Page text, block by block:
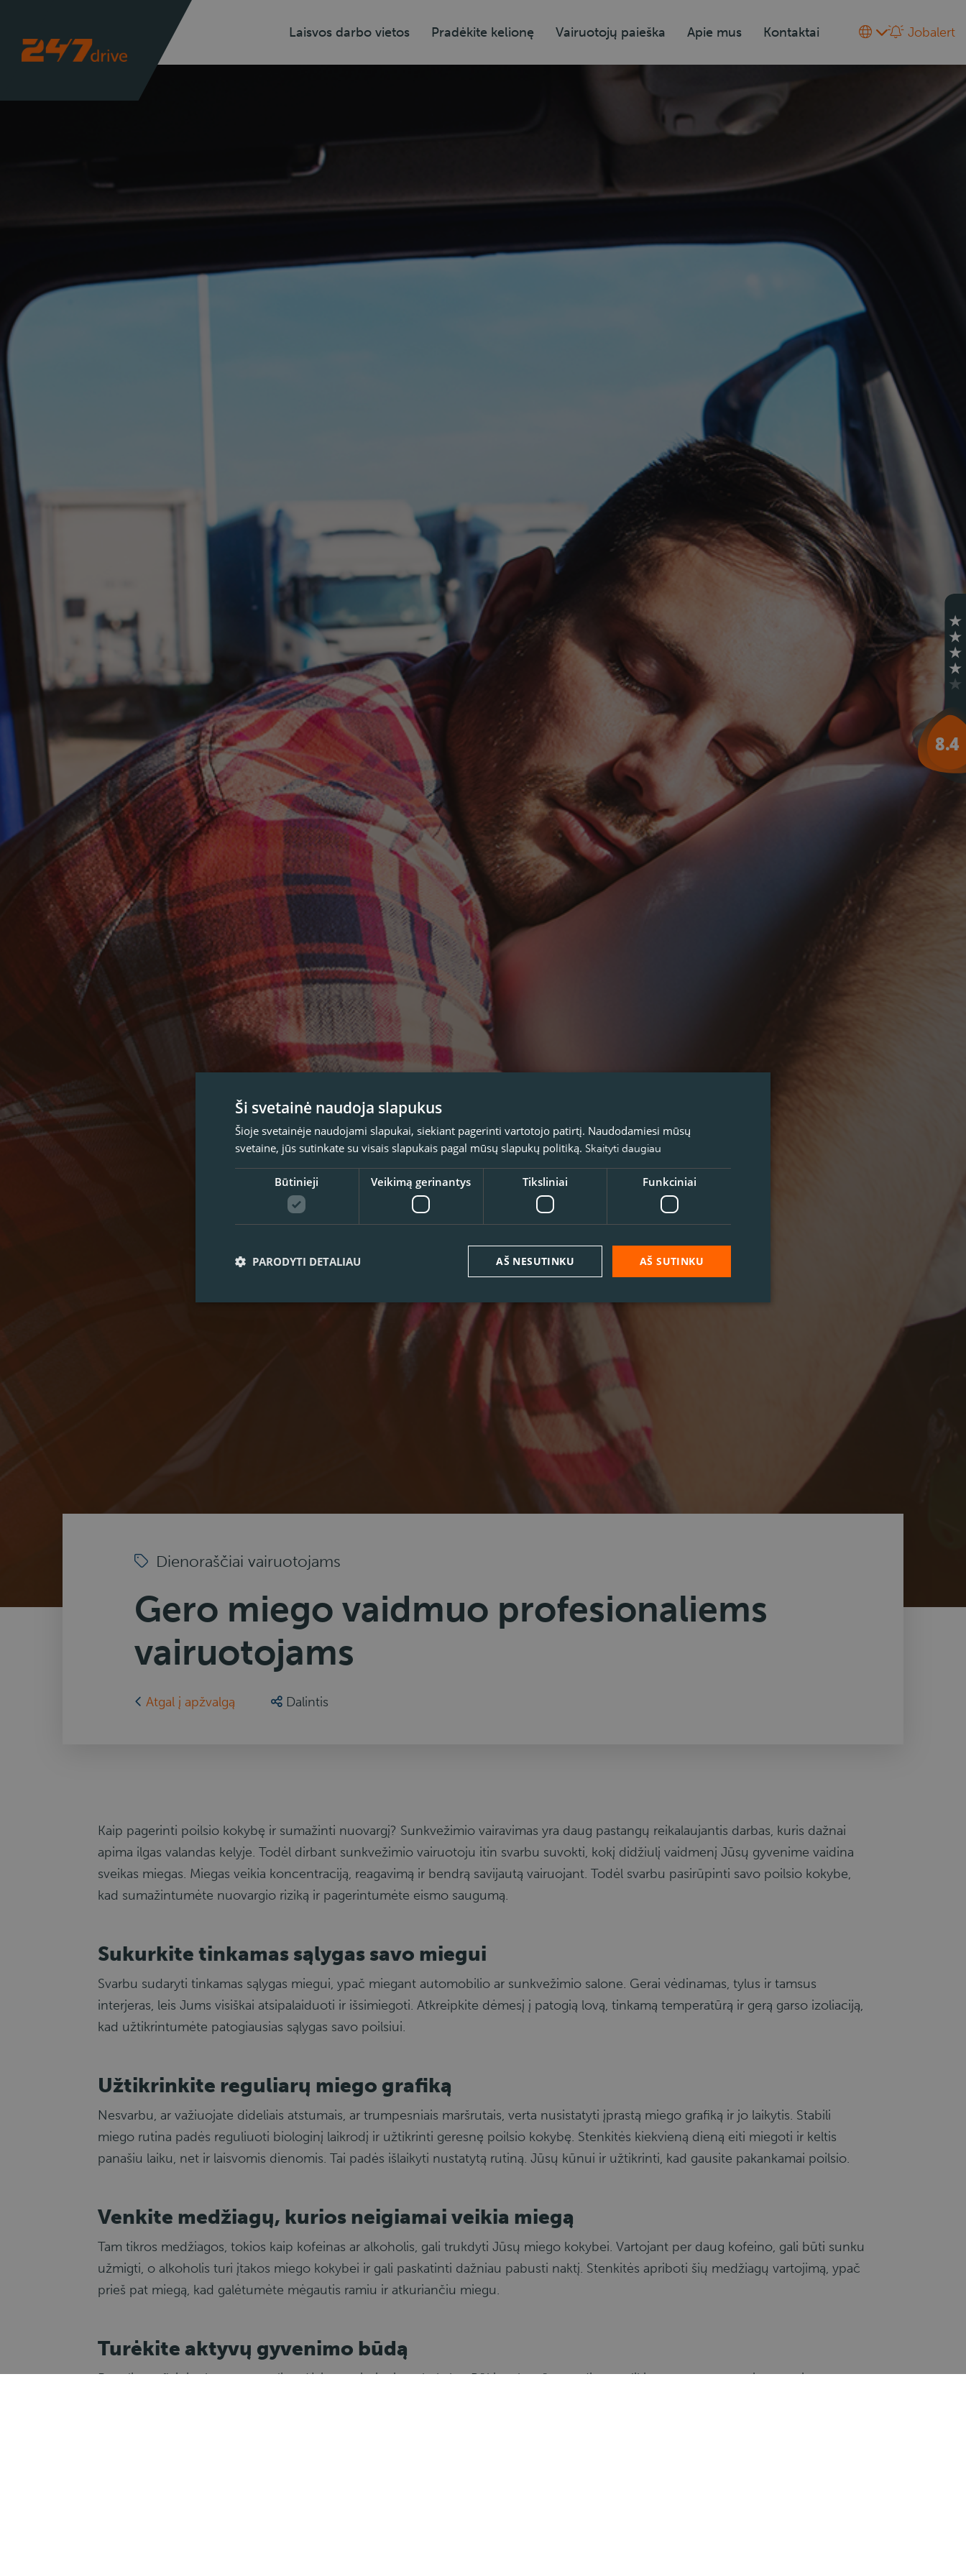
Laisvos darbo vietos Pradėkite kelionę Vairuotojų paieška Apie mus Kontaktai Jobalert
Dienoraščiai vairuotojams
Gero miego vaidmuo profesionaliems
vairuotojams
Atgal į apžvalgą Dalintis
Kaip pagerinti poilsio kokybę ir sumažinti nuovargį? Sunkvežimio vairavimas yra daug pastangų reikalaujantis darbas, kuris dažnai
apima ilgas valandas kelyje. Todėl dirbant sunkvežimio vairuotoju itin svarbu suvokti, kokį didžiulį vaidmenį Jūsų gyvenime vaidina
sveikas miegas. Miegas veikia koncentraciją, reagavimą ir bendrą savijautą vairuojant. Todėl svarbu pasirūpinti savo poilsio kokybe,
kad sumažintumėte nuovargio riziką ir pagerintumėte eismo saugumą.
Sukurkite tinkamas sąlygas savo miegui
Svarbu sudaryti tinkamas sąlygas miegui, ypač miegant automobilio ar sunkvežimio salone. Gerai vėdinamas, tylus ir tamsus
interjeras, leis Jums visiškai atsipalaiduoti ir išsimiegoti. Atkreipkite dėmesį į patogią lovą, tinkamą temperatūrą ir gerą garso izoliaciją,
kad užtikrintumėte patogiausias sąlygas savo poilsiui.
Užtikrinkite reguliarų miego grafiką
Nesvarbu, ar važiuojate dideliais atstumais, ar trumpesniais maršrutais, verta nusistatyti įprastą miego grafiką ir jo laikytis. Stabili
miego rutina padės reguliuoti biologinį laikrodį ir užtikrinti geresnę poilsio kokybę. Stenkitės kiekvieną dieną eiti miegoti ir keltis
panašiu laiku, net ir laisvomis dienomis. Tai padės išlaikyti nustatytą rutiną. Jūsų kūnui ir užtikrinti, kad gausite pakankamai poilsio.
Venkite medžiagų, kurios neigiamai veikia miegą
Tam tikros medžiagos, tokios kaip kofeinas ar alkoholis, gali trukdyti Jūsų miego kokybei. Vartojant per daug kofeino, gali būti sunku
užmigti, o alkoholis turi įtakos miego kokybei ir gali paskatinti dažniau pabusti naktį. Stenkitės apriboti šių medžiagų vartojimą, ypač
prieš pat miegą, kad galėtumėte mėgautis ramiu ir atkuriančiu miegu.
Turėkite aktyvų gyvenimo būdą
Reguliarus fizinis aktyvumas gali padėti pagerinti miego kokybę. Būkite aktyvūs per dieną, atlikite paprastus tempimo pratimus,
Ši svetainė naudoja slapukus
Šioje svetainėje naudojami slapukai, siekiant pagerinti vartotojo patirtį. Naudodamiesi mūsų
svetaine, jūs sutinkate su visais slapukais pagal mūsų slapukų politiką. Skaityti daugiau
Būtinieji Veikimą gerinantys Tiksliniai Funkciniai
AŠ SUTINKU
AŠ NESUTINKU
PARODYTI DETALIAU